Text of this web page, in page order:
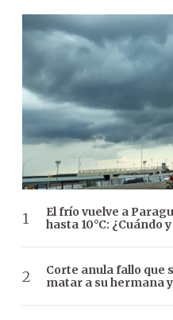
El frío vuelve a
hasta 10°C: ¿Cuándo
Corte anula fallo que
matar a su hermana